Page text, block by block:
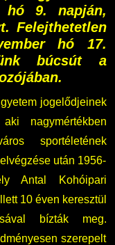
Tájékoztató
9. napján,
Felejthetetlen
hó 17.
búcsút a
jogelődjeinek
nagymértékben
sportéletének
után 1956-
Antal Kohóipari
10 éven keresztül
bízták meg.
szerepelt